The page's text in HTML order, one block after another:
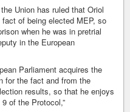
Union has ruled that Oriol
of being elected MEP, so
when he was in pretrial
in the European
Parliament acquires the
for the fact and from the
results, so that he enjoys
of the Protocol,”